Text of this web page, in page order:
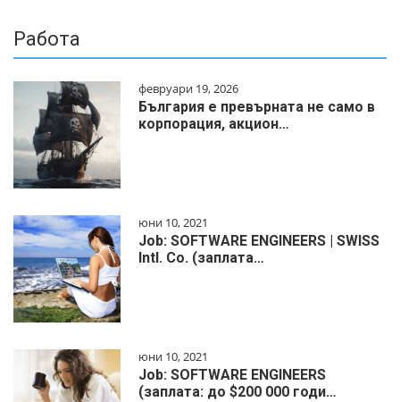
Работа
февруари 19, 2026
България е превърната не само в
корпорация, акцион…
юни 10, 2021
Job: SOFTWARE ENGINEERS | SWISS
Intl. Co. (заплата…
юни 10, 2021
Job: SOFTWARE ENGINEERS
(заплата: до $200 000 годи…